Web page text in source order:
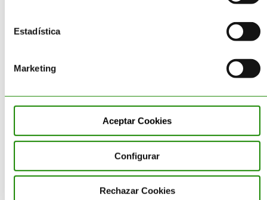
Estadística
Marketing
Aceptar Cookies
Configurar
Rechazar Cookies
calidad a partir de residuos de
envase multicapa.
Entidades colaboradoras:
FRAPERIN, AVI, GENERALITAT
VALENCIANA, ACTECO